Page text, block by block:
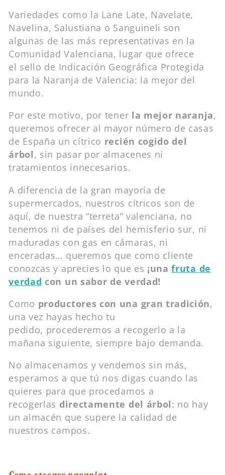
Variedades como la Lane Late, Navelate,
Navelina, Salustiana o Sanguineli son
algunas de las más representativas en la
Comunidad Valenciana, lugar que ofrece
el sello de Indicación Geográfica Protegida
para la Naranja de Valencia: la mejor del
mundo.
Por este motivo, por tener la mejor naranja,
queremos ofrecer al mayor número de casas
de España un cítrico recién cogido del
árbol, sin pasar por almacenes ni
tratamientos innecesarios.
A diferencia de la gran mayoría de
supermercados, nuestros cítricos son de
aquí, de nuestra “terreta” valenciana, no
tenemos ni de países del hemisferio sur, ni
maduradas con gas en cámaras, ni
enceradas… queremos que como cliente
conozcas y aprecies lo que es ¡unafruta de
verdad con un sabor de verdad!
Como productores con una gran tradición,
una vez hayas hecho tu
pedido, procederemos a recogerlo a la
mañana siguiente, siempre bajo demanda.
No almacenamos y vendemos sin más,
esperamos a que tú nos digas cuando las
quieres para que procedamos a
recogerlas directamente del árbol: no hay
un almacén que supere la calidad de
nuestros campos.